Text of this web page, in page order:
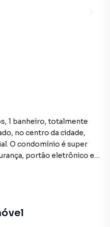
1 banheiro, totalmente
no centro da cidade,
O condomínio é super
portão eletrônico e
de festas, pracinha e